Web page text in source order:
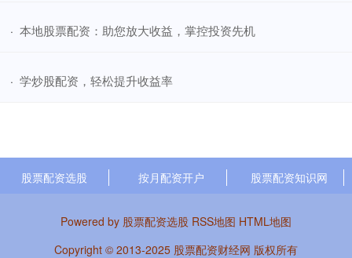
· ​本地股票配资：助您放大收益，掌控投资先机
· ​学炒股配资，轻松提升收益率
股票配资选股 按月配资开户 股票配资知识网
Powered by 股票配资选股 RSS地图 HTML地图
Copyright © 2013-2025 股票配资财经网 版权所有